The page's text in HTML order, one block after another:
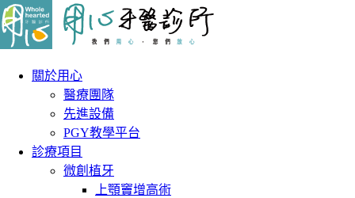
關於用心
醫療團隊
先進設備
PGY教學平台
診療項目
微創植牙
上顎竇增高術